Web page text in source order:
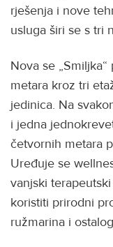
rješenja i nove
usluga širi se s tri
Nova se
metara kroz tri
jedinica. Na
i jedna
četvornih metara
Uređuje se
vanjski
koristiti prirodni
ružmarina i